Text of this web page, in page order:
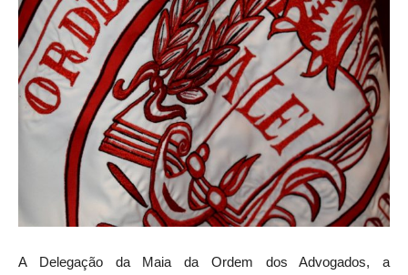
A Delegação da Maia da Ordem dos Advogados, a